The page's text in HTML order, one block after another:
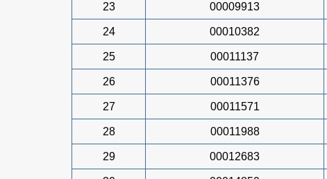
23 00009913
24 00010382
25 00011137
26 00011376
27 00011571
28 00011988
29 00012683